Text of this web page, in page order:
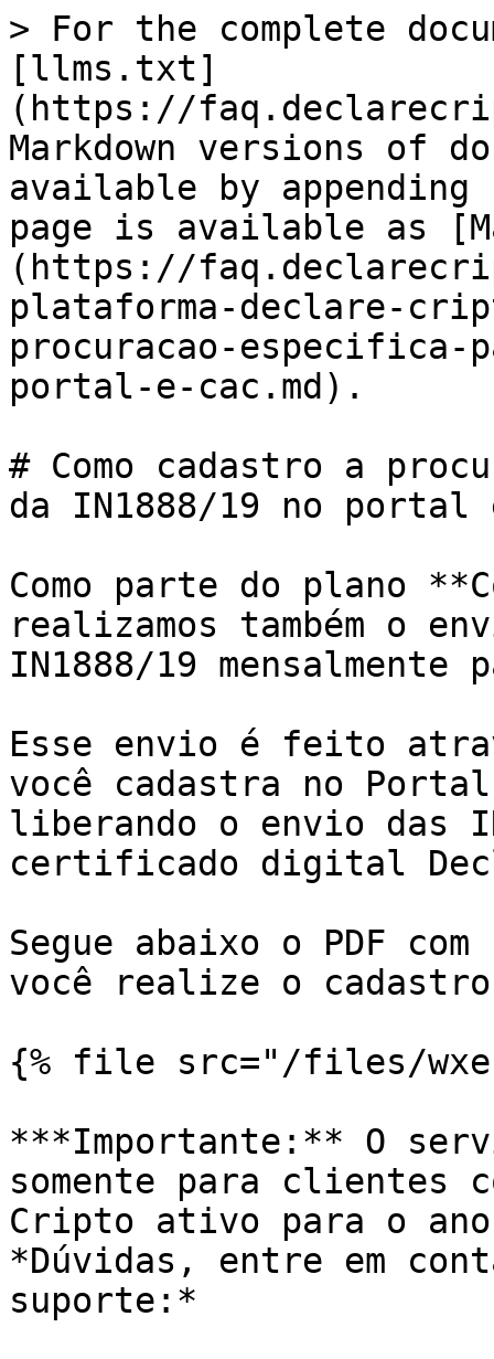
> For the complete
[llms.txt]
(https://
Markdown versions of
available by
page is available as
(https://
plataforma-declare-
procuracao-especifica-
portal-e-cac.md).
# Como cadastro a
da IN1888/19 no portal
Como parte do plano
realizamos também o
IN1888/19
Esse envio é feito
você cadastra no Portal
liberando o envio das
certificado digital
Segue abaixo o PDF
você realize o cadastro
{% file src="/files/
***Importante:** O
somente para clientes
Cripto ativo para o
*Dúvidas, entre em
suporte:*